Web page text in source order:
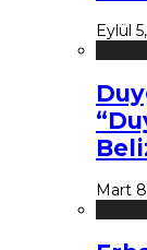
Eylül
Mart